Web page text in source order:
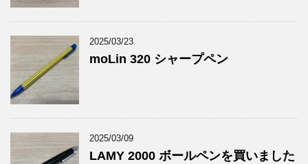
2025/03/23
moLin 320 シャープペン
2025/03/09
LAMY 2000 ボールペンを買いました